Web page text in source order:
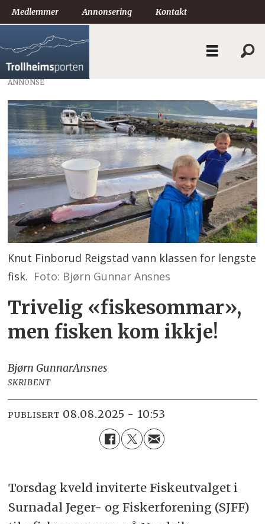
Medlemmer Annonsering Kontakt
ANNONSE
Knut Finborud Reigstad vann klassen for lengste
fisk. Foto: Bjørn Gunnar Ansnes
Trivelig «fiskesommar»,
men fisken kom ikkje!
Bjørn GunnarAnsnes
SKRIBENT
PUBLISERT 08.08.2025 - 10:53
Torsdag kveld inviterte Fiskeutvalget i
Surnadal Jeger- og Fiskerforening (SJFF)